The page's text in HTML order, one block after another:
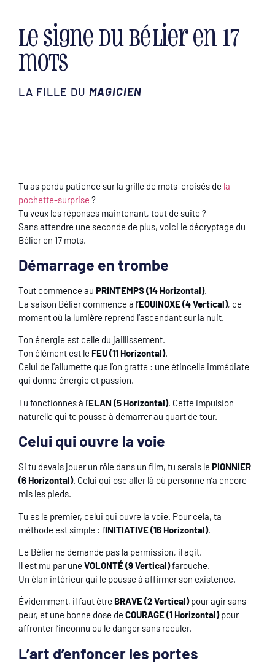
Le signe du Bélier en 17
mots
LA FILLE DU MAGICIEN
Tu as perdu patience sur la grille de mots-croisés de la
pochette-surprise ?
Tu veux les réponses maintenant, tout de suite ?
Sans attendre une seconde de plus, voici le décryptage du
Bélier en 17 mots.
Démarrage en trombe
Tout commence au PRINTEMPS (14 Horizontal).
La saison Bélier commence à l’EQUINOXE (4 Vertical), ce
moment où la lumière reprend l’ascendant sur la nuit.
Ton énergie est celle du jaillissement.
Ton élément est le FEU (11 Horizontal).
Celui de l’allumette que l’on gratte : une étincelle immédiate
qui donne énergie et passion.
Tu fonctionnes à l’ELAN (5 Horizontal). Cette impulsion
naturelle qui te pousse à démarrer au quart de tour.
Celui qui ouvre la voie
Si tu devais jouer un rôle dans un film, tu serais le PIONNIER
(6 Horizontal). Celui qui ose aller là où personne n’a encore
mis les pieds.
Tu es le premier, celui qui ouvre la voie. Pour cela, ta
méthode est simple : l’INITIATIVE (16 Horizontal).
Le Bélier ne demande pas la permission, il agit.
Il est mu par une VOLONTÉ (9 Vertical)farouche.
Un élan intérieur qui le pousse à affirmer son existence.
Évidemment, il faut être BRAVE (2 Vertical)pour agir sans
peur, et une bonne dose de COURAGE (1 Horizontal)pour
affronter l’inconnu ou le danger sans reculer.
L’art d’enfoncer les portes